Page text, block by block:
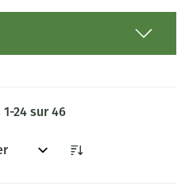
1-24sur46